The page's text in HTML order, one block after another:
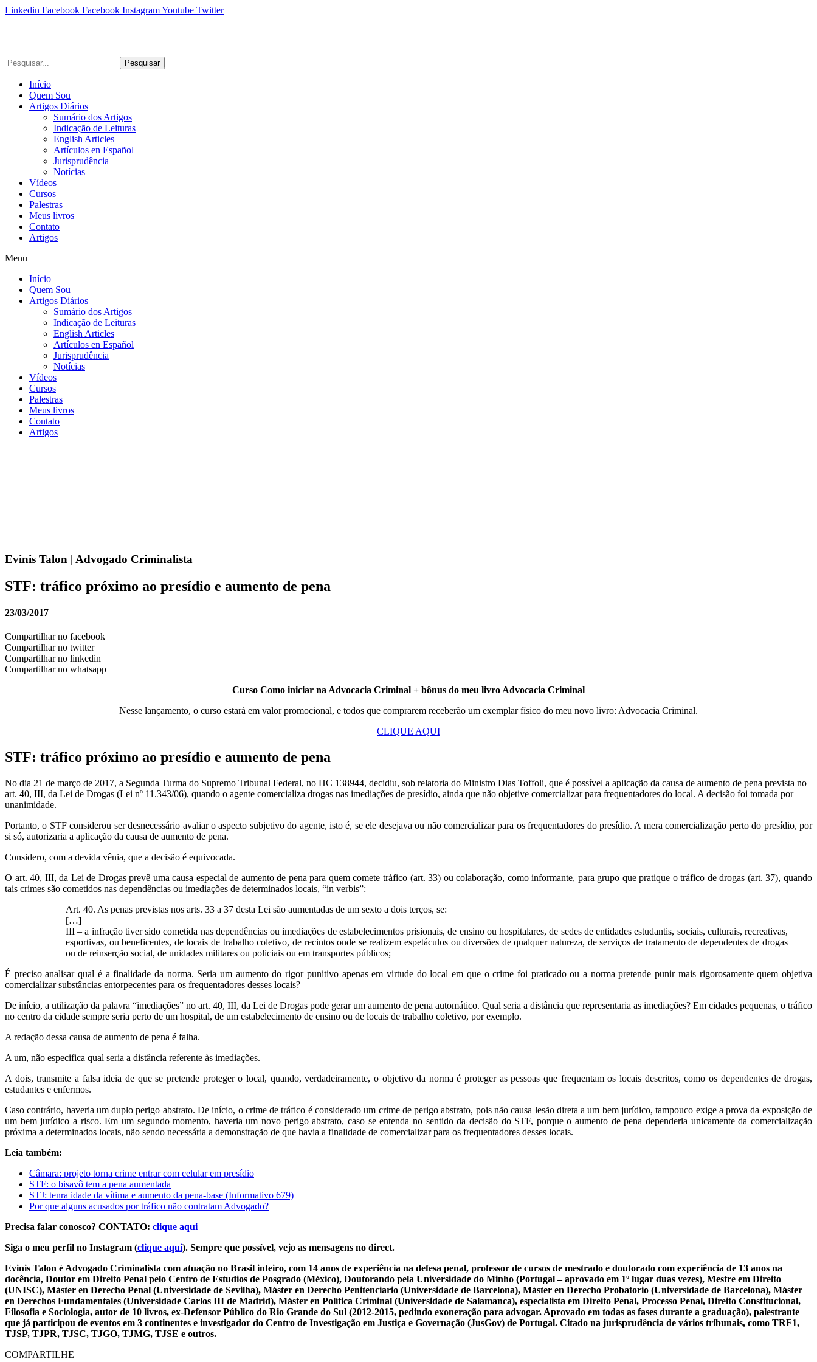
Linkedin Facebook Facebook InstagramYoutube Twitter
Pesquisar
Início
Quem Sou
Artigos Diários
Sumário dos Artigos
Indicação de Leituras
English Articles
Artículos en Español
Jurisprudência
Notícias
Vídeos
Cursos
Palestras
Meus livros
Contato
Artigos
Menu
Início
Quem Sou
Artigos Diários
Sumário dos Artigos
Indicação de Leituras
English Articles
Artículos en Español
Jurisprudência
Notícias
Vídeos
Cursos
Palestras
Meus livros
Contato
Artigos
Evinis Talon | Advogado Criminalista
STF: tráfico próximo ao presídio e aumento de pena
23/03/2017
Compartilhar no facebook
Compartilhar no twitter
Compartilhar no linkedin
Compartilhar no whatsapp
Curso Como iniciar na Advocacia Criminal + bônus do meu livro Advocacia Criminal
Nesse lançamento, o curso estará em valor promocional, e todos que comprarem receberão um exemplar físico do meu novo livro: Advocacia Criminal.
CLIQUE AQUI
STF: tráfico próximo ao presídio e aumento de pena
No dia 21 de março de 2017, a Segunda Turma do Supremo Tribunal Federal, no HC 138944, decidiu, sob relatoria do Ministro Dias Toffoli, que é possível a aplicação da causa de aumento de pena prevista no
art. 40, III, da Lei de Drogas (Lei nº 11.343/06), quando o agente comercializa drogas nas imediações de presídio, ainda que não objetive comercializar para frequentadores do local. A decisão foi tomada por
unanimidade.
Portanto, o STF considerou ser desnecessário avaliar o aspecto subjetivo do agente, isto é, se ele desejava ou não comercializar para os frequentadores do presídio. A mera comercialização perto do presídio, por
si só, autorizaria a aplicação da causa de aumento de pena.
Considero, com a devida vênia, que a decisão é equivocada.
O art. 40, III, da Lei de Drogas prevê uma causa especial de aumento de pena para quem comete tráfico (art. 33) ou colaboração, como informante, para grupo que pratique o tráfico de drogas (art. 37), quando
tais crimes são cometidos nas dependências ou imediações de determinados locais, “in verbis”:
Art. 40. As penas previstas nos arts. 33 a 37 desta Lei são aumentadas de um sexto a dois terços, se:
[…]
III – a infração tiver sido cometida nas dependências ou imediações de estabelecimentos prisionais, de ensino ou hospitalares, de sedes de entidades estudantis, sociais, culturais, recreativas,
esportivas, ou beneficentes, de locais de trabalho coletivo, de recintos onde se realizem espetáculos ou diversões de qualquer natureza, de serviços de tratamento de dependentes de drogas
ou de reinserção social, de unidades militares ou policiais ou em transportes públicos;
É preciso analisar qual é a finalidade da norma. Seria um aumento do rigor punitivo apenas em virtude do local em que o crime foi praticado ou a norma pretende punir mais rigorosamente quem objetiva
comercializar substâncias entorpecentes para os frequentadores desses locais?
De início, a utilização da palavra “imediações” no art. 40, III, da Lei de Drogas pode gerar um aumento de pena automático. Qual seria a distância que representaria as imediações? Em cidades pequenas, o tráfico
no centro da cidade sempre seria perto de um hospital, de um estabelecimento de ensino ou de locais de trabalho coletivo, por exemplo.
A redação dessa causa de aumento de pena é falha.
A um, não especifica qual seria a distância referente às imediações.
A dois, transmite a falsa ideia de que se pretende proteger o local, quando, verdadeiramente, o objetivo da norma é proteger as pessoas que frequentam os locais descritos, como os dependentes de drogas,
estudantes e enfermos.
Caso contrário, haveria um duplo perigo abstrato. De início, o crime de tráfico é considerado um crime de perigo abstrato, pois não causa lesão direta a um bem jurídico, tampouco exige a prova da exposição de
um bem jurídico a risco. Em um segundo momento, haveria um novo perigo abstrato, caso se entenda no sentido da decisão do STF, porque o aumento de pena dependeria unicamente da comercialização
próxima a determinados locais, não sendo necessária a demonstração de que havia a finalidade de comercializar para os frequentadores desses locais.
Leia também:
Câmara: projeto torna crime entrar com celular em presídio
STF: o bisavô tem a pena aumentada
STJ: tenra idade da vítima e aumento da pena-base (Informativo 679)
Por que alguns acusados por tráfico não contratam Advogado?
Precisa falar conosco? CONTATO: clique aqui
Siga o meu perfil no Instagram (clique aqui). Sempre que possível, vejo as mensagens no direct.
Evinis Talon é Advogado Criminalista com atuação no Brasil inteiro, com 14 anos de experiência na defesa penal, professor de cursos de mestrado e doutorado com experiência de 13 anos na
docência, Doutor em Direito Penal pelo Centro de Estudios de Posgrado (México), Doutorando pela Universidade do Minho (Portugal – aprovado em 1º lugar duas vezes), Mestre em Direito
(UNISC), Máster en Derecho Penal (Universidade de Sevilha), Máster en Derecho Penitenciario (Universidade de Barcelona), Máster en Derecho Probatorio (Universidade de Barcelona), Máster
en Derechos Fundamentales (Universidade Carlos III de Madrid), Máster en Política Criminal (Universidade de Salamanca), especialista em Direito Penal, Processo Penal, Direito Constitucional,
Filosofia e Sociologia, autor de 10 livros, ex-Defensor Público do Rio Grande do Sul (2012-2015, pedindo exoneração para advogar. Aprovado em todas as fases durante a graduação), palestrante
que já participou de eventos em 3 continentes e investigador do Centro de Investigação em Justiça e Governação (JusGov) de Portugal. Citado na jurisprudência de vários tribunais, como TRF1,
TJSP, TJPR, TJSC, TJGO, TJMG, TJSE e outros.
COMPARTILHE